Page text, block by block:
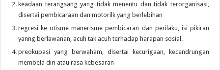
keadaan terangsang yang tidak menentu dan tidak terorganisasi,
disertai pembicaraan dan motorilk yang berlebihan
regresi ke otisme manerisme pembicaran dan perilaku, isi pikiran
yanng berlawanan, acuh tak acuh terhadap harapan sosial.
preokupasi yang berwaham, disertai kecurigaan, kecendrungan
membela diri atau rasa kebesaran